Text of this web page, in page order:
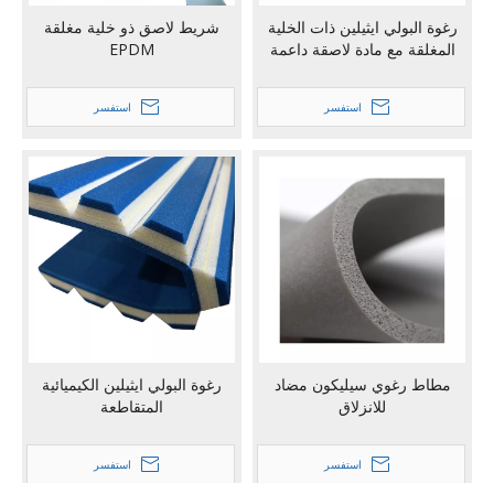
رغوة البولي ايثيلين ذات الخلية
المغلقة مع مادة لاصقة داعمة
استفسر
شريط لاصق ذو خلية مغلقة
EPDM
استفسر
مطاط رغوي سيليكون مضاد
للانزلاق
استفسر
رغوة البولي ايثيلين الكيميائية
المتقاطعة
استفسر